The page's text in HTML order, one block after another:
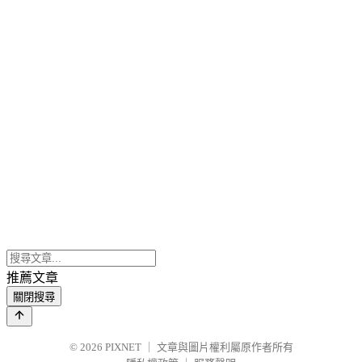
推薦文章
關閉搜尋
© 2026 PIXNET
文章與圖片權利屬原作者所有